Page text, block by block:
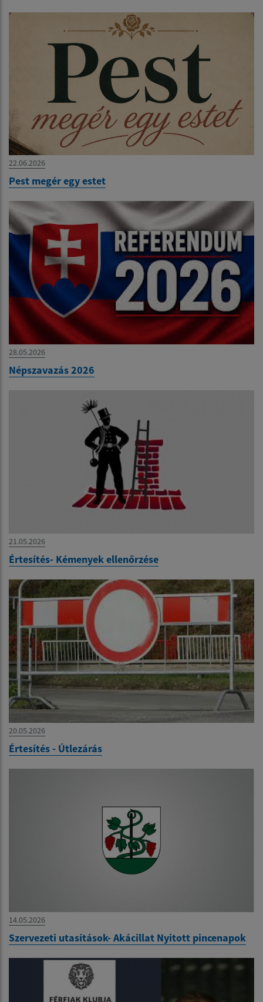
22.06.2026
Pest megér egy estet
28.05.2026
Népszavazás 2026
21.05.2026
Értesítés- Kémenyek ellenőrzése
20.05.2026
Értesítés - Útlezárás
14.05.2026
Szervezeti utasítások- Akácillat Nyitott pincenapok